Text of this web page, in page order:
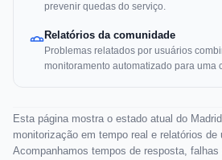
prevenir quedas do serviço.
Relatórios da comunidade
Problemas relatados por usuários
monitoramento automatizado para uma
Esta página mostra o estado atual do
monitorização em tempo real e relatórios de
Acompanhamos tempos de resposta, falhas